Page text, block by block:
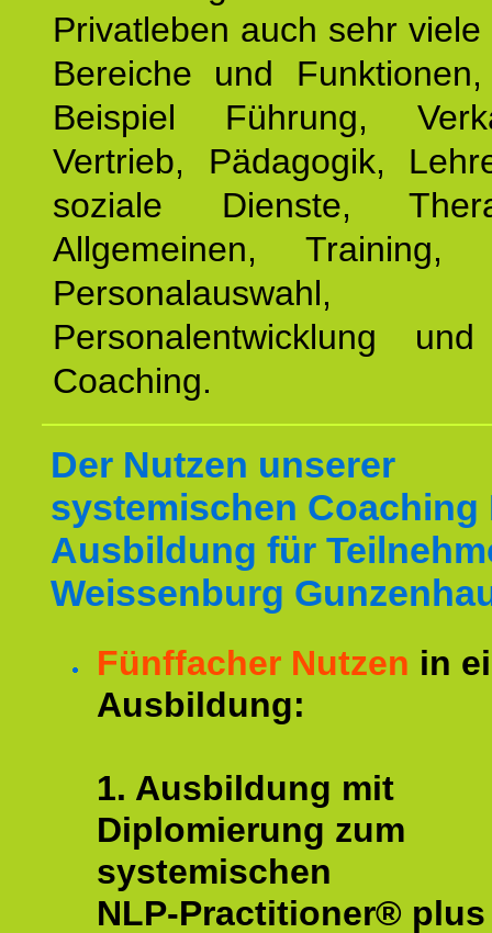
Privatleben auch sehr
Bereiche und
Beispiel Führung,
Vertrieb, Pädagogik,
soziale Dienste,
Allgemeinen, Training,
Personalauswahl,
Personalentwicklung
Coaching.
Der Nutzen unserer
systemischen Coaching
Ausbildung für
Weissenburg
Fünffacher Nutzen in
Ausbildung:
1. Ausbildung mit
Diplomierung zum
systemischen
NLP-Practitioner® plus